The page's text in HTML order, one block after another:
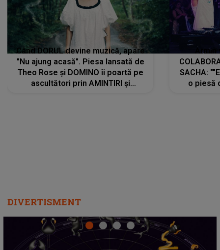
Când DORUL devine muzică, apare
"Nu ajung acasă". Piesa lansată de
Theo Rose și DOMINO îi poartă pe
ascultători prin AMINTIRI și
SACHA:
o piesă
DIVERTISMENT